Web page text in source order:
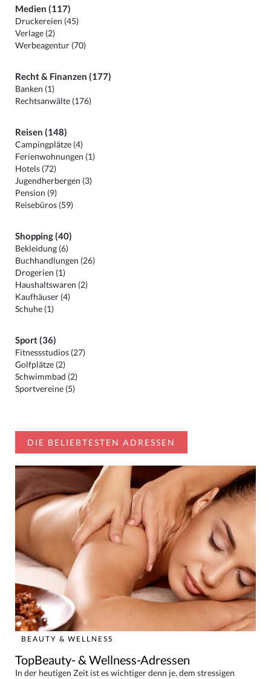
Medien (117)
Druckereien (45)
Verlage (2)
Werbeagentur (70)
Recht & Finanzen (177)
Banken (1)
Rechtsanwälte (176)
Reisen (148)
Campingplätze (4)
Ferienwohnungen (1)
Hotels (72)
Jugendherbergen (3)
Pension (9)
Reisebüros (59)
Shopping (40)
Bekleidung (6)
Buchhandlungen (26)
Drogerien (1)
Haushaltswaren (2)
Kaufhäuser (4)
Schuhe (1)
Sport (36)
Fitnessstudios (27)
Golfplätze (2)
Schwimmbad (2)
Sportvereine (5)
DIE BELIEBTESTEN ADRESSEN
BEAUTY & WELLNESS
TopBeauty- & Wellness-Adressen
In der heutigen Zeit ist es wichtiger denn je, dem stressigen